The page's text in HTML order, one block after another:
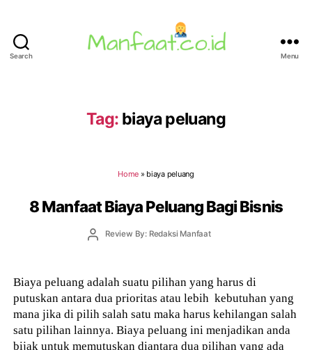
Search Menu
Tag: biaya peluang
Home » biaya peluang
8 Manfaat Biaya Peluang Bagi Bisnis
PostReview By: Redaksi Manfaat
Biaya peluang adalah suatu pilihan yang harus di
putuskan antara dua prioritas atau lebih kebutuhan yang
mana jika di pilih salah satu maka harus kehilangan salah
satu pilihan lainnya. Biaya peluang ini menjadikan anda
bijak untuk memutuskan diantara dua pilihan yang ada